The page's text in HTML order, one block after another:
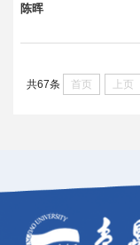
陈晖
共67条 首页 上页